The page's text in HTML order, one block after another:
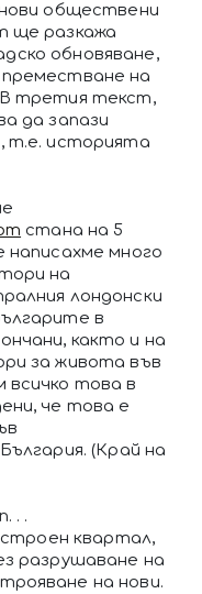
обществени
ще разкажа
обновяване,
на
третия текст,
да запази
т.е. историята
стана на 5
написахме много
на
лондонски
в
както и на
за живота във
всичко това в
че това е
(Край на
. .
квартал,
разрушаване на
на нови.